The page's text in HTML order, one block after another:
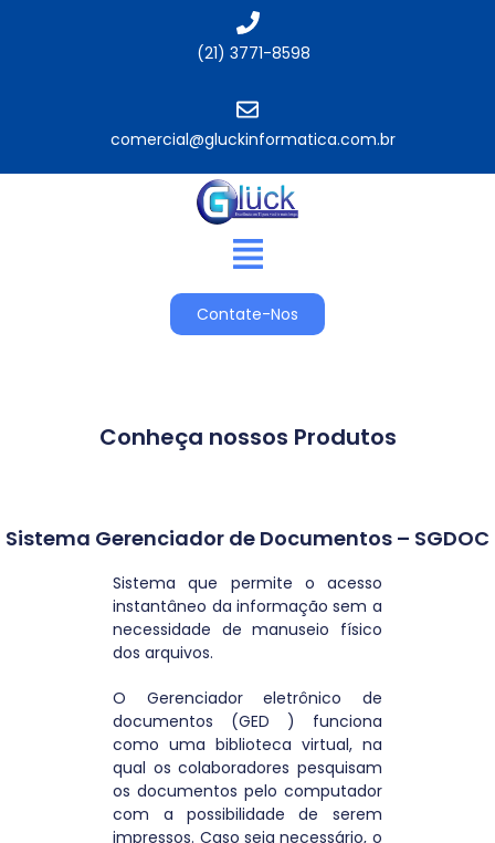
(21) 3771-8598
comercial@gluckinformatica.com.br​
Contate-Nos
Conheça nossos Produtos
Sistema Gerenciador de Documentos – SGDOC
Sistema que permite o acesso
instantâneo da informação sem a
necessidade de manuseio físico
dos arquivos.
O Gerenciador eletrônico de
documentos (GED ) funciona
como uma biblioteca virtual, na
qual os colaboradores pesquisam
os documentos pelo computador
com a possibilidade de serem
impressos. Caso seja necessário, o